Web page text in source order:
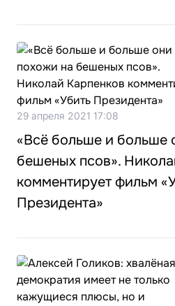
29 апреля 2021 17:08
«Всё больше и больше
бешеных псов».
комментирует фильм
Президента»